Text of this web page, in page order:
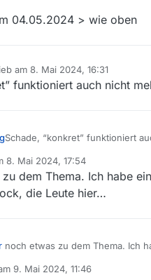
04.05.2024 > wie oben
am 8. Mai 2024, 16:31
editiert von
funktioniert auch nicht
Schade, “konkret” funktioniert
8. Mai 2024, 17:54
von
dem Thema. Ich habe
die Leute hier…
noch etwas zu dem Thema. Ich
9. Mai 2024, 11:46
von